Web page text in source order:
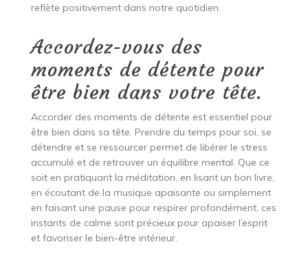
reflète positivement dans notre quotidien.
Accordez-vous des
moments de détente pour
être bien dans votre tête.
Accorder des moments de détente est essentiel pour
être bien dans sa tête. Prendre du temps pour soi, se
détendre et se ressourcer permet de libérer le stress
accumulé et de retrouver un équilibre mental. Que ce
soit en pratiquant la méditation, en lisant un bon livre,
en écoutant de la musique apaisante ou simplement
en faisant une pause pour respirer profondément, ces
instants de calme sont précieux pour apaiser l’esprit
et favoriser le bien-être intérieur.